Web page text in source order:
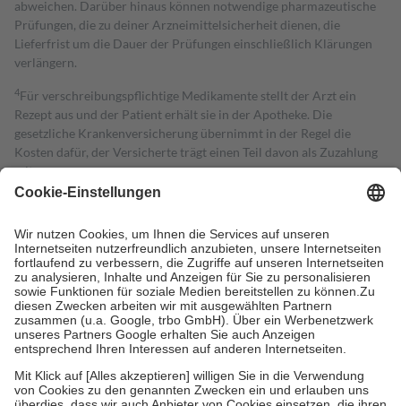
abweichen. Darüber hinaus können notwendige pharmazeutische
Prüfungen, die zu deiner Arzneimittelsicherheit dienen, die
Lieferfrist um die Dauer der Prüfungen einschließlich Klärungen
verlängern.
4Für verschreibungspflichtige Medikamente stellt der Arzt ein
Rezept aus und der Patient erhält sie in der Apotheke. Die
gesetzliche Krankenversicherung übernimmt in der Regel die
Kosten dafür, der Versicherte trägt einen Teil davon als Zuzahlung
mit.
Grundsätzlich leisten Mitglieder Zuzahlungen in Höhe von zehn
höchstens zehn Euro.
Es sind jedoch nie mehr als die tatsächlichen
Kosten der Leistung zu entrichten.
Diese Regeln gelten grundsätzlich auch für Online-Apotheken.
Bei Heilmitteln und häuslicher Krankenpflege beträgt die
Zuzahlung zehn Prozent der Kosten sowie zehn Euro je
Verordnung.
Um das Engagement der Versicherten für ihre eigene Gesundheit zu
stärken und die besondere Stellung der Familie zu unterstützen,
fallenkeine Zuzahlungenan bei:
• Kindern und Jugendlichen bis zum vollendeten 18. Lebensjahr